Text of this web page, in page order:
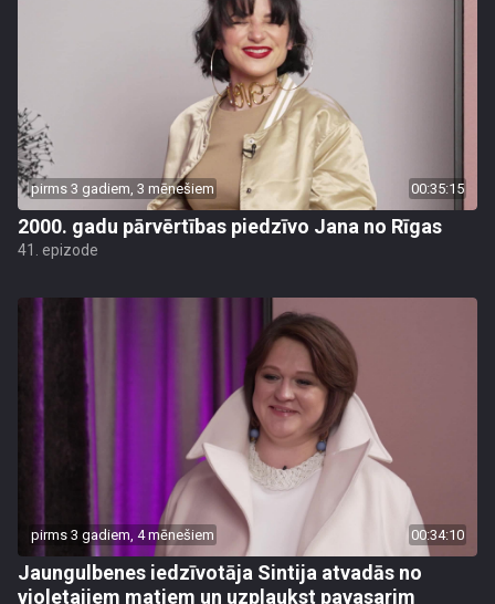
pirms 3 gadiem, 3 mēnešiem 00:35:15
2000. gadu pārvērtības piedzīvo Jana no Rīgas
41. epizode
pirms 3 gadiem, 4 mēnešiem 00:34:10
Jaungulbenes iedzīvotāja Sintija atvadās no
violetajiem matiem un uzplaukst pavasarim